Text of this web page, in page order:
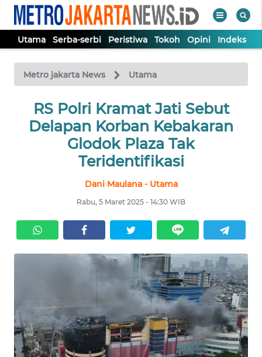
Utama Serba-serbi Peristiwa Tokoh Opini Indeks
Metro jakarta News Utama
RS Polri Kramat Jati Sebut
Delapan Korban Kebakaran
Glodok Plaza Tak
Teridentifikasi
Dani Maulana - Utama
Rabu, 5 Maret 2025 - 14:30 WIB
TV
Tutup
UTAMA
TOKOH
OPINI
INDEKS
BERITA
KONTAK